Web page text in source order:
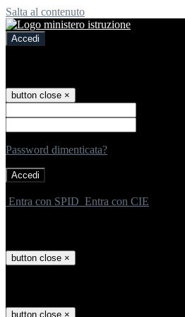
Salta al contenuto
Accedi
button close ×
Password dimenticata?
Entra con SPID Entra con CIE
button close ×
button close ×